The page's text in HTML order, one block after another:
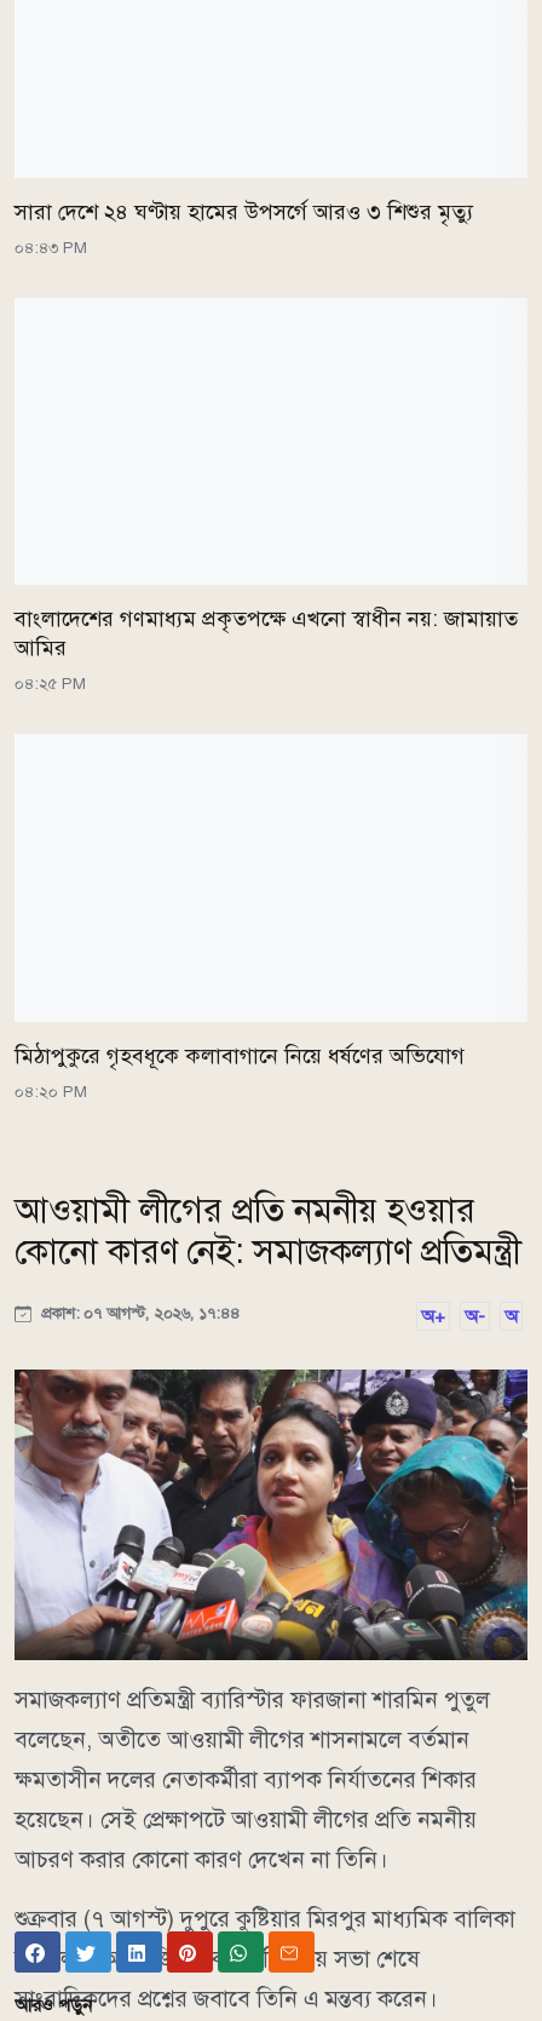
সারা দেশে ২৪ ঘণ্টায় হামের উপসর্গে আরও ৩ শিশুর মৃত্যু
০৪:৪৩ PM
বাংলাদেশের গণমাধ্যম প্রকৃতপক্ষে এখনো স্বাধীন নয়: জামায়াত
আমির
০৪:২৫ PM
মিঠাপুকুরে গৃহবধূকে কলাবাগানে নিয়ে ধর্ষণের অভিযোগ
০৪:২০ PM
আওয়ামী লীগের প্রতি নমনীয় হওয়ার
কোনো কারণ নেই: সমাজকল্যাণ প্রতিমন্ত্রী
প্রকাশ: ০৭ আগস্ট, ২০২৬, ১৭:৪৪ অ+ অ- অ
সমাজকল্যাণ প্রতিমন্ত্রী ব্যারিস্টার ফারজানা শারমিন পুতুল
বলেছেন, অতীতে আওয়ামী লীগের শাসনামলে বর্তমান
ক্ষমতাসীন দলের নেতাকর্মীরা ব্যাপক নির্যাতনের শিকার
হয়েছেন। সেই প্রেক্ষাপটে আওয়ামী লীগের প্রতি নমনীয়
আচরণ করার কোনো কারণ দেখেন না তিনি।
শুক্রবার (৭ আগস্ট) দুপুরে কুষ্টিয়ার মিরপুর মাধ্যমিক বালিকা
বিদ্যালয়ে আয়োজিত এক মতবিনিময় সভা শেষে
সাংবাদিকদের প্রশ্নের জবাবে তিনি এ মন্তব্য করেন।
আরও পড়ুন